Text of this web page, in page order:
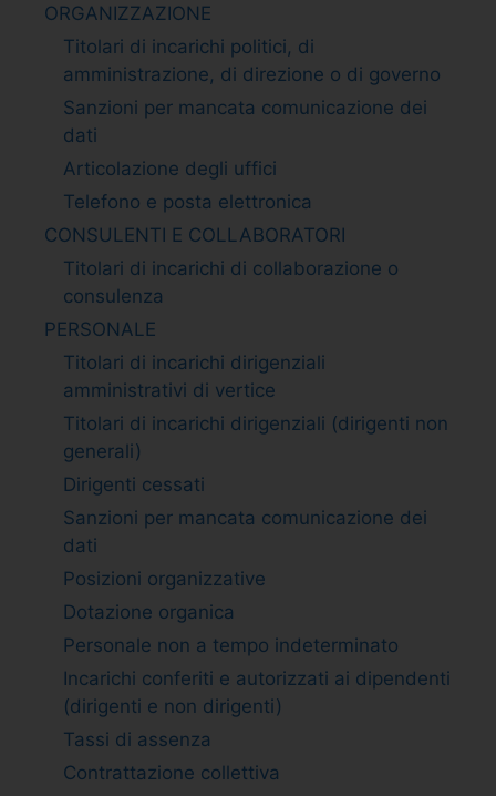
ORGANIZZAZIONE
Titolari di incarichi politici, di
amministrazione, di direzione o di governo
Sanzioni per mancata comunicazione dei
dati
Articolazione degli uffici
Telefono e posta elettronica
CONSULENTI E COLLABORATORI
Titolari di incarichi di collaborazione o
consulenza
PERSONALE
Titolari di incarichi dirigenziali
amministrativi di vertice
Titolari di incarichi dirigenziali (dirigenti non
generali)
Dirigenti cessati
Sanzioni per mancata comunicazione dei
dati
Posizioni organizzative
Dotazione organica
Personale non a tempo indeterminato
Incarichi conferiti e autorizzati ai dipendenti
(dirigenti e non dirigenti)
Tassi di assenza
Contrattazione collettiva